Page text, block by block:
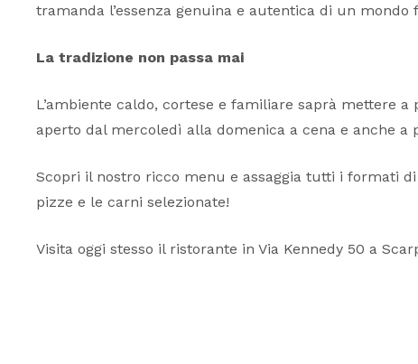
tramanda l’essenza genuina e autentica di un
La tradizione non passa mai
L’ambiente caldo, cortese e familiare saprà mettere
aperto dal mercoledì alla domenica a cena e anche a
Scopri il nostro ricco menu e assaggia tutti i formati
pizze e le carni selezionate!
Visita oggi stesso il ristorante in Via Kennedy 50 a